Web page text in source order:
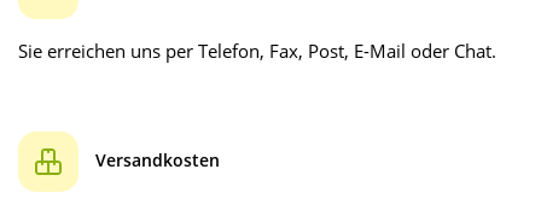
Sie erreichen uns per Telefon, Fax, Post, E-Mail oder Chat.
Versandkosten